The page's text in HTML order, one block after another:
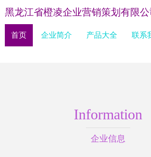
黑龙江省橙凌企业营销策划有限公
首页 企业简介 产品大全 联系
Information
企业信息